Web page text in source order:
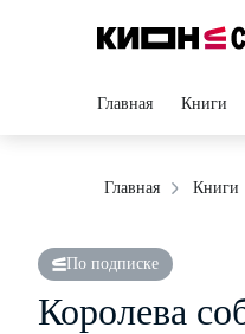
Главная Книги
Главная Книги
По подписке
Королева